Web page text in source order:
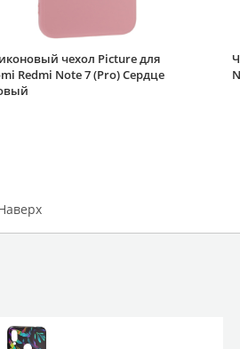
чехол Picture для
Redmi Note 7 (Pro) Сердце